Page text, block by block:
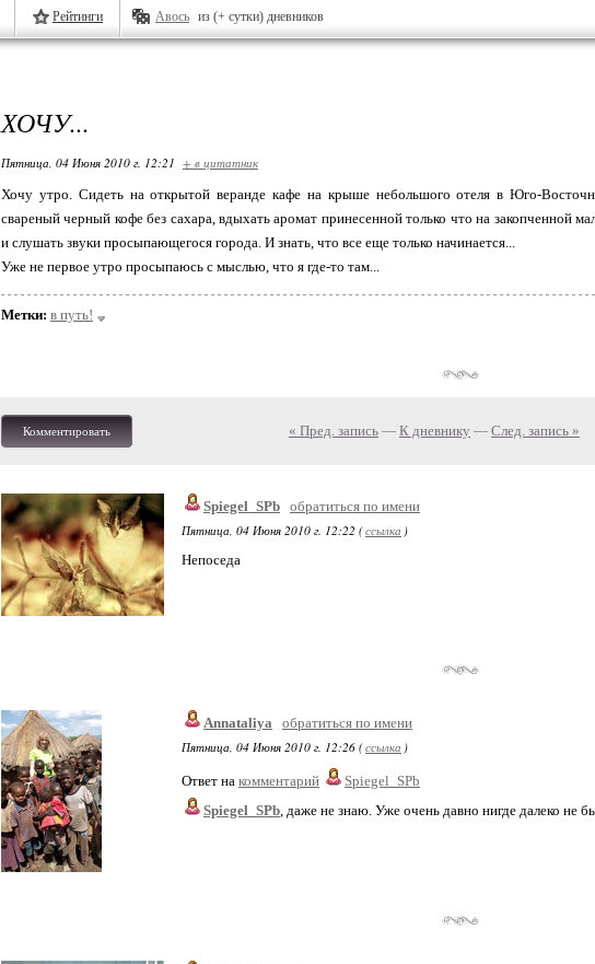
Рейтинги Авось из (+ сутки) дневников
ХОЧУ...
Пятница, 04 Июня 2010 г. 12:21 + в цитатник
Хочу утро. Сидеть на открытой веранде кафе на крыше небольшого отеля в Юго-
свареный черный кофе без сахара, вдыхать аромат принесенной только что на закопченной
и слушать звуки просыпающегося города. И знать, что все еще только начинается...
Уже не первое утро просыпаюсь с мыслью, что я где-то там...
Метки: в путь!
Комментировать « Пред. запись — К дневнику — След. запись »
Spiegel_SPb обратиться по имени
Пятница, 04 Июня 2010 г. 12:22 (ссылка )
Непоседа
Annataliya
обратиться по имени
Пятница, 04 Июня 2010 г. 12:26 (ссылка )
Ответ на комментарий
Spiegel_SPb
Spiegel_SPb, даже не знаю. Уже очень давно нигде далеко не